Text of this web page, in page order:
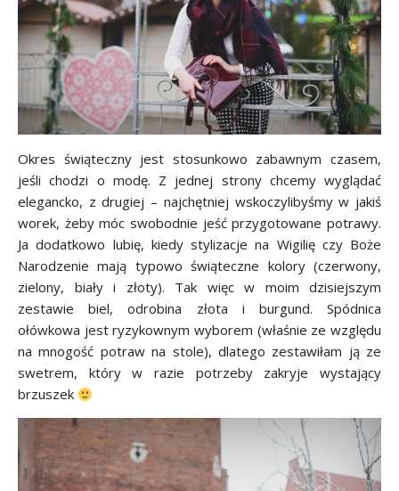
Okres świąteczny jest stosunkowo zabawnym czasem,
jeśli chodzi o modę. Z jednej strony chcemy wyglądać
elegancko, z drugiej – najchętniej wskoczylibyśmy w jakiś
worek, żeby móc swobodnie jeść przygotowane potrawy.
Ja dodatkowo lubię, kiedy stylizacje na Wigilię czy Boże
Narodzenie mają typowo świąteczne kolory (czerwony,
zielony, biały i złoty). Tak więc w moim dzisiejszym
zestawie biel, odrobina złota i burgund. Spódnica
ołówkowa jest ryzykownym wyborem (właśnie ze względu
na mnogość potraw na stole), dlatego zestawiłam ją ze
swetrem, który w razie potrzeby zakryje wystający
brzuszek